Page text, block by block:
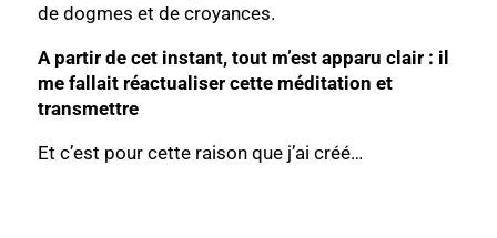
de dogmes et de croyances.
A partir de cet instant, tout m’est apparu clair : il
me fallait réactualiser cette méditation et
transmettre
Et c’est pour cette raison que j’ai créé…